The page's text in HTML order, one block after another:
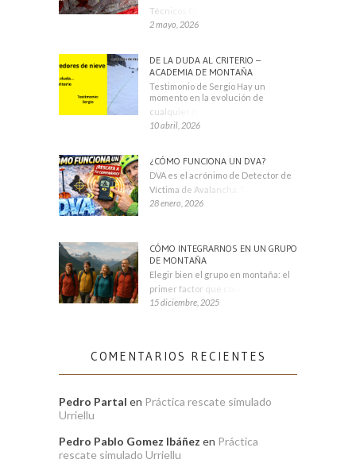
Técnicos Deportivos
2 mayo, 2026
DE LA DUDA AL CRITERIO –
ACADEMIA DE MONTAÑA
Testimonio de Sergio Hay un
momento en la evolución de
cualquier montañero
10 abril, 2026
¿CÓMO FUNCIONA UN DVA?
DVA es el acrónimo de Detector de
Víctima de Avalancha. También se
28 enero, 2026
CÓMO INTEGRARNOS EN UN GRUPO
DE MONTAÑA
Elegir bien el grupo en montaña: el
primer factor que condiciona tu
15 diciembre, 2025
COMENTARIOS RECIENTES
Pedro Partal en Práctica rescate simulado
Urriellu
Pedro Pablo Gomez Ibáñez en Práctica
rescate simulado Urriellu